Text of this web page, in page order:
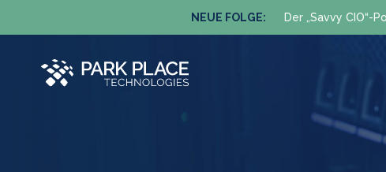
NEUE FOLGE: Der „Savvy CIO“-